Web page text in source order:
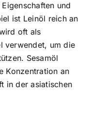
und
ist Leinöl reich an
oft als
verwendet, um die
Sesamöl
Konzentration an
in der asiatischen